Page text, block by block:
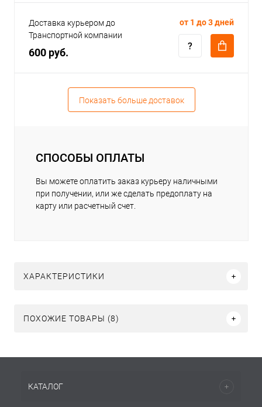
Доставка курьером до
Транспортной компании
600 руб.
от 1 до 3 дней
Показать больше доставок
СПОСОБЫ ОПЛАТЫ
Вы можете оплатить заказ курьеру наличными
при получении, или же сделать предоплату на
карту или расчетный счет.
ХАРАКТЕРИСТИКИ
ПОХОЖИЕ ТОВАРЫ (8)
КАТАЛОГ